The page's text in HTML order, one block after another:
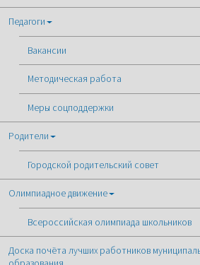
Педагоги
Вакансии
Методическая работа
Меры соцподдержки
Родители
Городской родительский совет
Олимпиадное движение
Всероссийская олимпиада школьников
Доска почёта лучших работников